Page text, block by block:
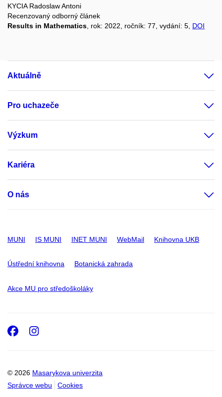
KYCIA Radoslaw Antoni
Recenzovaný odborný článek
Results in Mathematics , rok: 2022, ročník: 77, vydání: 5, DOI
Aktuálně
Pro uchazeče
Výzkum
Kariéra
O nás
MUNI IS MUNI INET MUNI WebMail Knihovna UKB
Ústřední knihovna Botanická zahrada
Akce MU pro středoškoláky
© 2026 Masarykova univerzita
Správce webu
Cookies
Facebook
Instagram